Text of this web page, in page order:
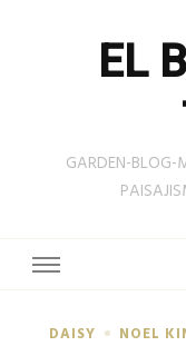
EL
GARDEN-BLOG-
DAISY
NOEL